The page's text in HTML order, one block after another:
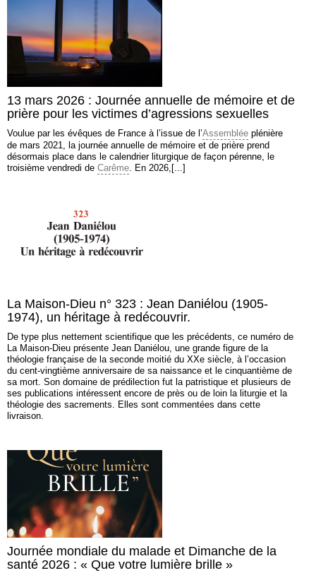
13 mars 2026 : Journée annuelle de mémoire et de
prière pour les victimes d’agressions sexuelles
Voulue par les évêques de France à l’issue de l’Assemblée plénière
de mars 2021, la journée annuelle de mémoire et de prière prend
désormais place dans le calendrier liturgique de façon pérenne, le
troisième vendredi de Carême. En 2026,[...]
La Maison-Dieu n° 323 : Jean Daniélou (1905-
1974), un héritage à redécouvrir.
De type plus nettement scientifique que les précédents, ce numéro de
La Maison-Dieu présente Jean Daniélou, une grande figure de la
théologie française de la seconde moitié du XXe siècle, à l’occasion
du cent-vingtième anniversaire de sa naissance et le cinquantième de
sa mort. Son domaine de prédilection fut la patristique et plusieurs de
ses publications intéressent encore de près ou de loin la liturgie et la
théologie des sacrements. Elles sont commentées dans cette
livraison.
Journée mondiale du malade et Dimanche de la
santé 2026 : « Que votre lumière brille »